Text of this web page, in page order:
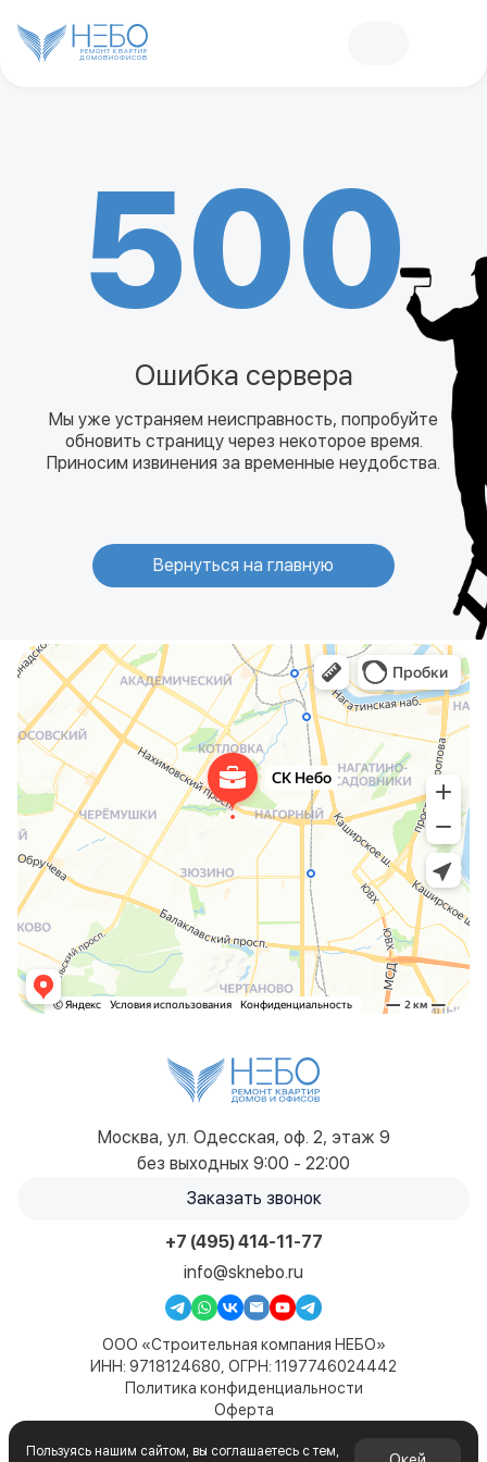
РЕМОНТ КВАРТИР
ДОМОВИОФИСОВ
500
Ошибка сервера
Мы уже устраняем неисправность, попробуйте
обновить страницу через некоторое время.
Приносим извинения за временные неудобства.
Вернуться на главную
Москва, ул. Одесская, оф. 2, этаж 9
без выходных 9:00 - 22:00
Заказать звонок
+7 (495) 414-11-77
info@sknebo.ru
ООО «Строительная компания НЕБО»
ИНН: 9718124680, ОГРН: 1197746024442
Политика конфиденциальности
Оферта
© 2019-2026. Все права защищены. Сайт не является
Пользуясь нашим сайтом, вы соглашаетесь с тем,